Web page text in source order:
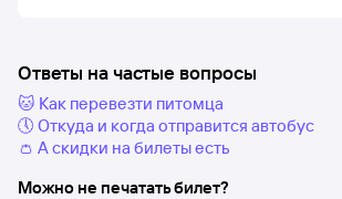
Ответы на частые вопросы
🐱 Как перевезти питомца
🕔 Откуда и когда отправится автобус
👛 А скидки на билеты есть
Можно не печатать билет?